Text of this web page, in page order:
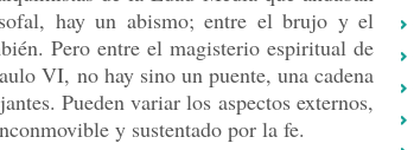
hay un abismo; entre el brujo y el
Pero entre el magisterio espiritual de
VI, no hay sino un puente, una cadena
Pueden variar los aspectos externos,
y sustentado por la fe.